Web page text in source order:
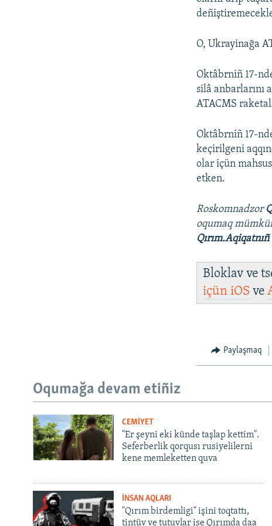
O, Ukrayinağa
Oktâbrniñ 17-
silâ anbarlarını
ATACMS
Oktâbrniñ 17-
keçirilgeni
olar içün
etken.
Roskomnadzor
oqumaq
Qırım.Aqiqatnıñ
Bloklav ve
içüniOS ve
Paylaşmaq
Oqumağa devam etiñiz
CEMİYET
"Er şeyni eki künde taşlap kettim".
Seferberlik qorqusı rusiyelilerni
kene memleketten quva
İNSAN AQLARI
"Qırım birdemligi" işini toqtattı,
tintüv ve tutuvlar ise Qırımda daa